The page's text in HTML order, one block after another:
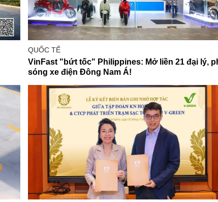
QUỐC TẾ
VinFast "bứt tốc" Philippines: Mở liền 21 đại lý,
sóng xe điện Đông Nam Á!